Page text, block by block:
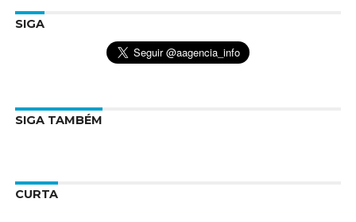
SIGA
SIGA TAMBÉM
CURTA